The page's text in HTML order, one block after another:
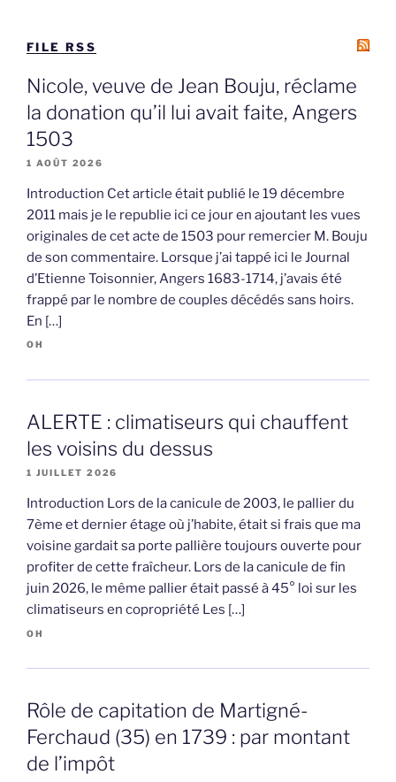
FILE RSS
Nicole, veuve de Jean Bouju, réclame
la donation qu’il lui avait faite, Angers
1503
1 AOÛT 2026
Introduction Cet article était publié le 19 décembre
2011 mais je le republie ici ce jour en ajoutant les vues
originales de cet acte de 1503 pour remercier M. Bouju
de son commentaire. Lorsque j’ai tappé ici le Journal
d’Etienne Toisonnier, Angers 1683-1714, j’avais été
frappé par le nombre de couples décédés sans hoirs.
En […]
OH
ALERTE : climatiseurs qui chauffent
les voisins du dessus
1 JUILLET 2026
Introduction Lors de la canicule de 2003, le pallier du
7ème et dernier étage où j’habite, était si frais que ma
voisine gardait sa porte pallière toujours ouverte pour
profiter de cette fraîcheur. Lors de la canicule de fin
juin 2026, le même pallier était passé à 45° loi sur les
climatiseurs en copropriété Les […]
OH
Rôle de capitation de Martigné-
Ferchaud (35) en 1739 : par montant
de l’impôt